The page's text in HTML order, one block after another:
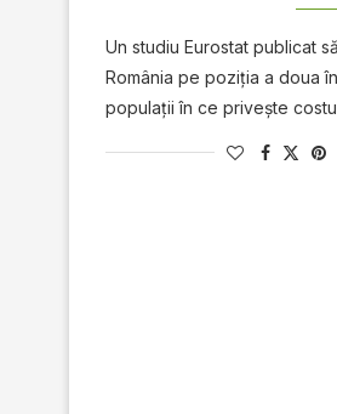
Un studiu Eurostat publicat
România pe poziţia a doua
populaţii în ce priveşte